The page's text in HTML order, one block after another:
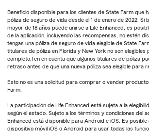
Beneficio disponible para los clientes de State Farm que
póliza de seguro de vida desde el 1 de enero de 2022. Si
mayor de 18 años puede unirse a Life Enhanced, es
de la aplicación, incluyendo las recompensas, no estén
tengas una póliza de seguro de vida elegible de State
titulares de póliza en Florida y New York no son elegibles
completo.Ten en cuenta que algunos titulares de póliza
retraso antes de que una nueva póliza sea elegible para
Esto no es una solicitud para comprar o vender
Farm.
La participación de Life Enhanced está sujeta a la
según el estado. Sujeto a los términos y condiciones del
Enhanced está disponible para Android e iOS. Es
dispositivo móvil iOS o Android para usar todas las